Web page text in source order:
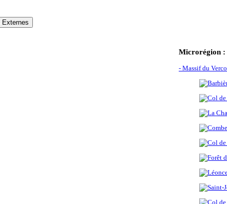
Externes
Microrégion :
- Massif du